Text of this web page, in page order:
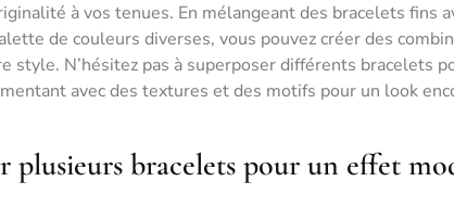
à vos tenues. En mélangeant des bracelets fins
de couleurs diverses, vous pouvez créer des
N’hésitez pas à superposer différents bracelets
avec des textures et des motifs pour un look
plusieurs bracelets pour un effet